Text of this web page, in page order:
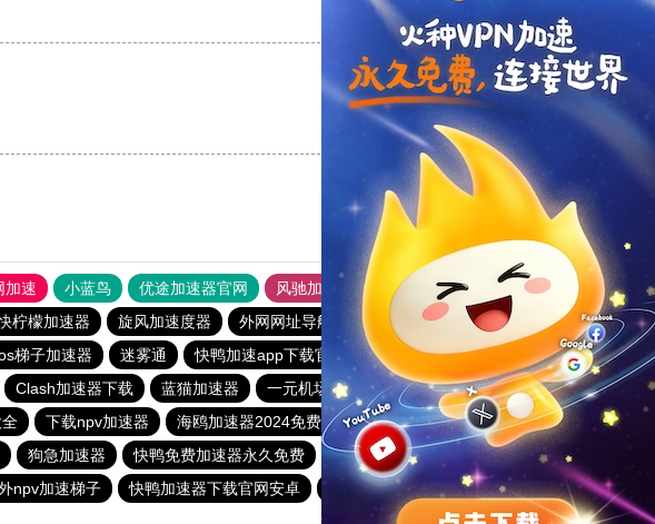
支持 反对
[0]
加速 小蓝鸟 优途加速器官网 风驰加速器
旋风加速器
柠檬加速器 旋风加速度器 外网网址导航 软件中心 雷霆加速
狂飙加速器
梯子加速器 迷雾通 快鸭加速app下载官网 78加速器官网
雷轰加速器
Clash加速器下载 蓝猫加速器 一元机场clash官网下载
twitter加速器免费下载
下载npv加速器 海鸥加速器2024免费
小羽加速器
狗急加速器 快鸭免费加速器永久免费
飞驰加速器15分钟试用
npv加速梯子 快鸭加速器下载官网安卓 快鸭加速app下载官网
泡泡狗加速器